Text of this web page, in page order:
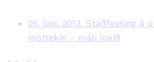
26. júní 2013. Staðfesting á
móttekin - máli lokið